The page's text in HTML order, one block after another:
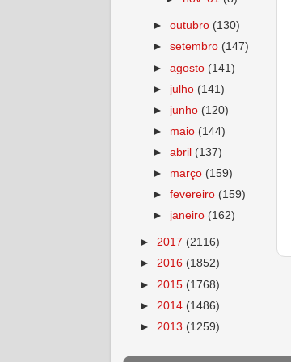
►outubro (130)
►setembro (147)
►agosto (141)
► julho (141)
► junho (120)
► maio (144)
►abril (137)
► março (159)
►fevereiro (159)
► janeiro (162)
► 2017 (2116)
► 2016 (1852)
► 2015 (1768)
► 2014 (1486)
► 2013 (1259)